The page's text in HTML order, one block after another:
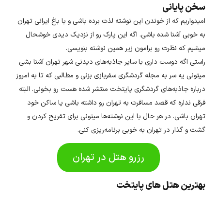
سخن پایانی
امیدواریم که از خوندن این نوشته لذت برده باشی و با باغ ایرانی تهران
به خوبی آشنا شده باشی. اگه این پارک رو از نزدیک دیدی خوشحال
میشیم که نظرت رو برامون زیر همین نوشته بنویسی.
راستی اگه دوست داری با سایر جاذبه‌های دیدنی شهر تهران آشنا بشی
میتونی یه سر به مجله گردشگری سفربازی بزنی و مطالبی که تا به امروز
درباره جاذبه‌های گردشگری پایتخت منتشر شده هست رو بخونی. البته
فرقی نداره که قصد مسافرت به تهران رو داشته باشی یا ساکن خود
تهران باشی. در هر حال با این نوشته‌ها میتونی برای تفریح کردن و
گشت و گذار در تهران به خوبی برنامه‌ریزی کنی.
رزرو هتل در تهران
بهترین هتل های پایتخت